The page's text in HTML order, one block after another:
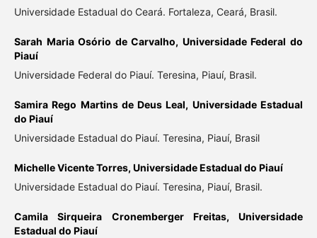
Universidade Estadual do Ceará. Fortaleza, Ceará, Brasil.
Sarah Maria Osório de Carvalho, Universidade Federal do
Piauí
Universidade Federal do Piauí. Teresina, Piauí, Brasil.
Samira Rego Martins de Deus Leal, Universidade Estadual
do Piauí
Universidade Estadual do Piauí. Teresina, Piauí, Brasil
Michelle Vicente Torres, Universidade Estadual do Piauí
Universidade Estadual do Piauí. Teresina, Piauí, Brasil.
Camila Sirqueira Cronemberger Freitas,Universidade
Estadual do Piauí